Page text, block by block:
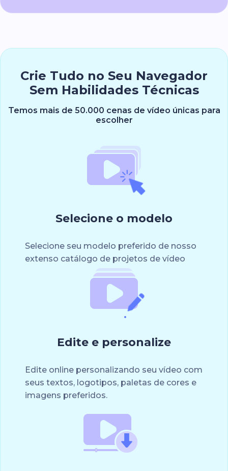
Crie Tudo no Seu Navegador
Sem Habilidades Técnicas
Temos mais de 50.000 cenas de vídeo únicas para
escolher
Selecione o modelo
Selecione seu modelo preferido de nosso
extenso catálogo de projetos de vídeo
Edite e personalize
Edite online personalizando seu vídeo com
seus textos, logotipos, paletas de cores e
imagens preferidos.